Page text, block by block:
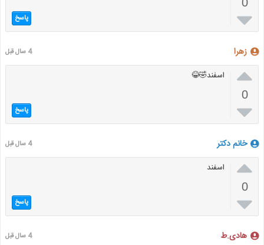
 پاسخ
زهرا 4 سال قبل

0

اسفند🤣😂
پاسخ
خانم دکتر 4 سال قبل

0

اسفند
پاسخ
هادی.ط 4 سال قبل